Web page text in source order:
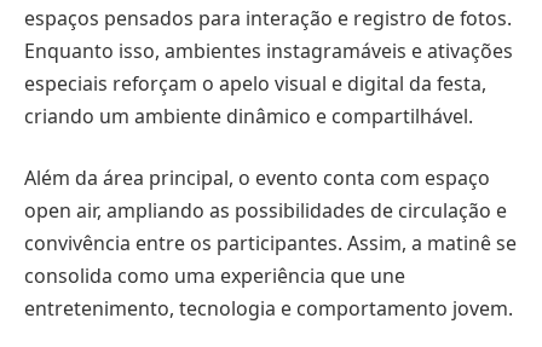
espaços pensados para interação e registro de fotos.
Enquanto isso, ambientes instagramáveis e ativações
especiais reforçam o apelo visual e digital da festa,
criando um ambiente dinâmico e compartilhável.
Além da área principal, o evento conta com espaço
open air, ampliando as possibilidades de circulação e
convivência entre os participantes. Assim, a matinê se
consolida como uma experiência que une
entretenimento, tecnologia e comportamento jovem.